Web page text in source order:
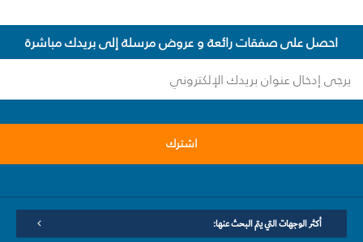
احصل على صفقات رائعة و عروض مرسلة إلى بريدك مباشرة
اشترك
أكثر الوجهات التي يتم البحث عنها: